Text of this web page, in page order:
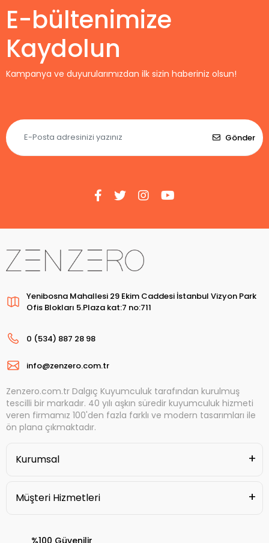
E-bültenimize
Kaydolun
Kampanya ve duyurularımızdan ilk sizin haberiniz olsun!
Gönder
Yenibosna Mahallesi 29 Ekim Caddesi İstanbul Vizyon Park
Ofis Blokları 5.Plaza kat:7 no:711
0 (534) 887 28 98
info@zenzero.com.tr
Zenzero.com.tr Dalgıç Kuyumculuk tarafından kurulmuş
tescilli bir markadır. 40 yılı aşkın süredir kuyumculuk hizmeti
veren firmamız 100'den fazla farklı ve modern tasarımları ile
ön plana çıkmaktadır.
Kurumsal
Müşteri Hizmetleri